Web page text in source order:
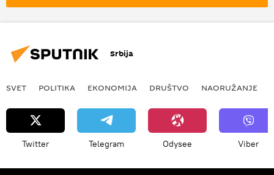
Hezbolah
Srbija
SVET POLITIKA EKONOMIJA DRUŠTVO NAORUŽANJE
Twitter Telegram Odysee Viber